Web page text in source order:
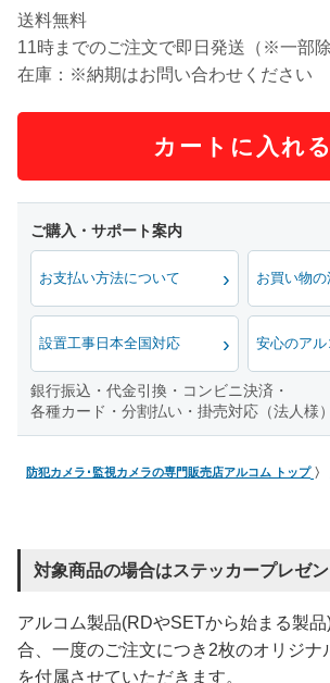
送料無料
11時までのご注文で即日発送（※一部除
在庫：※納期はお問い合わせください
カートに入れる
お支払い方法について お買い物
設置工事日本全国対応 安心のア
銀行振込・代金引換・コンビニ決済・
各種カード・分割払い・掛売対応（法人様）
防犯カメラ･監視カメラの専門販売店アルコム トップ
対象商品の場合はステッカープレゼン
アルコム製品(RDやSETから始まる製
合、一度のご注文につき2枚のオリジナ
を付属させていただきます。